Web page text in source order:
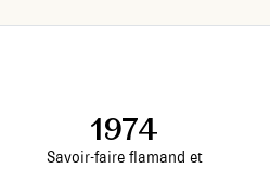
1974
Savoir-faire flamand et